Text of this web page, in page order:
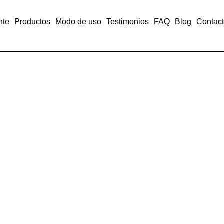
Productos Modo de uso Testimonios FAQ Blog